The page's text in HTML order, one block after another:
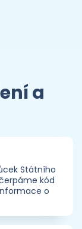
a
Státního
kód
o